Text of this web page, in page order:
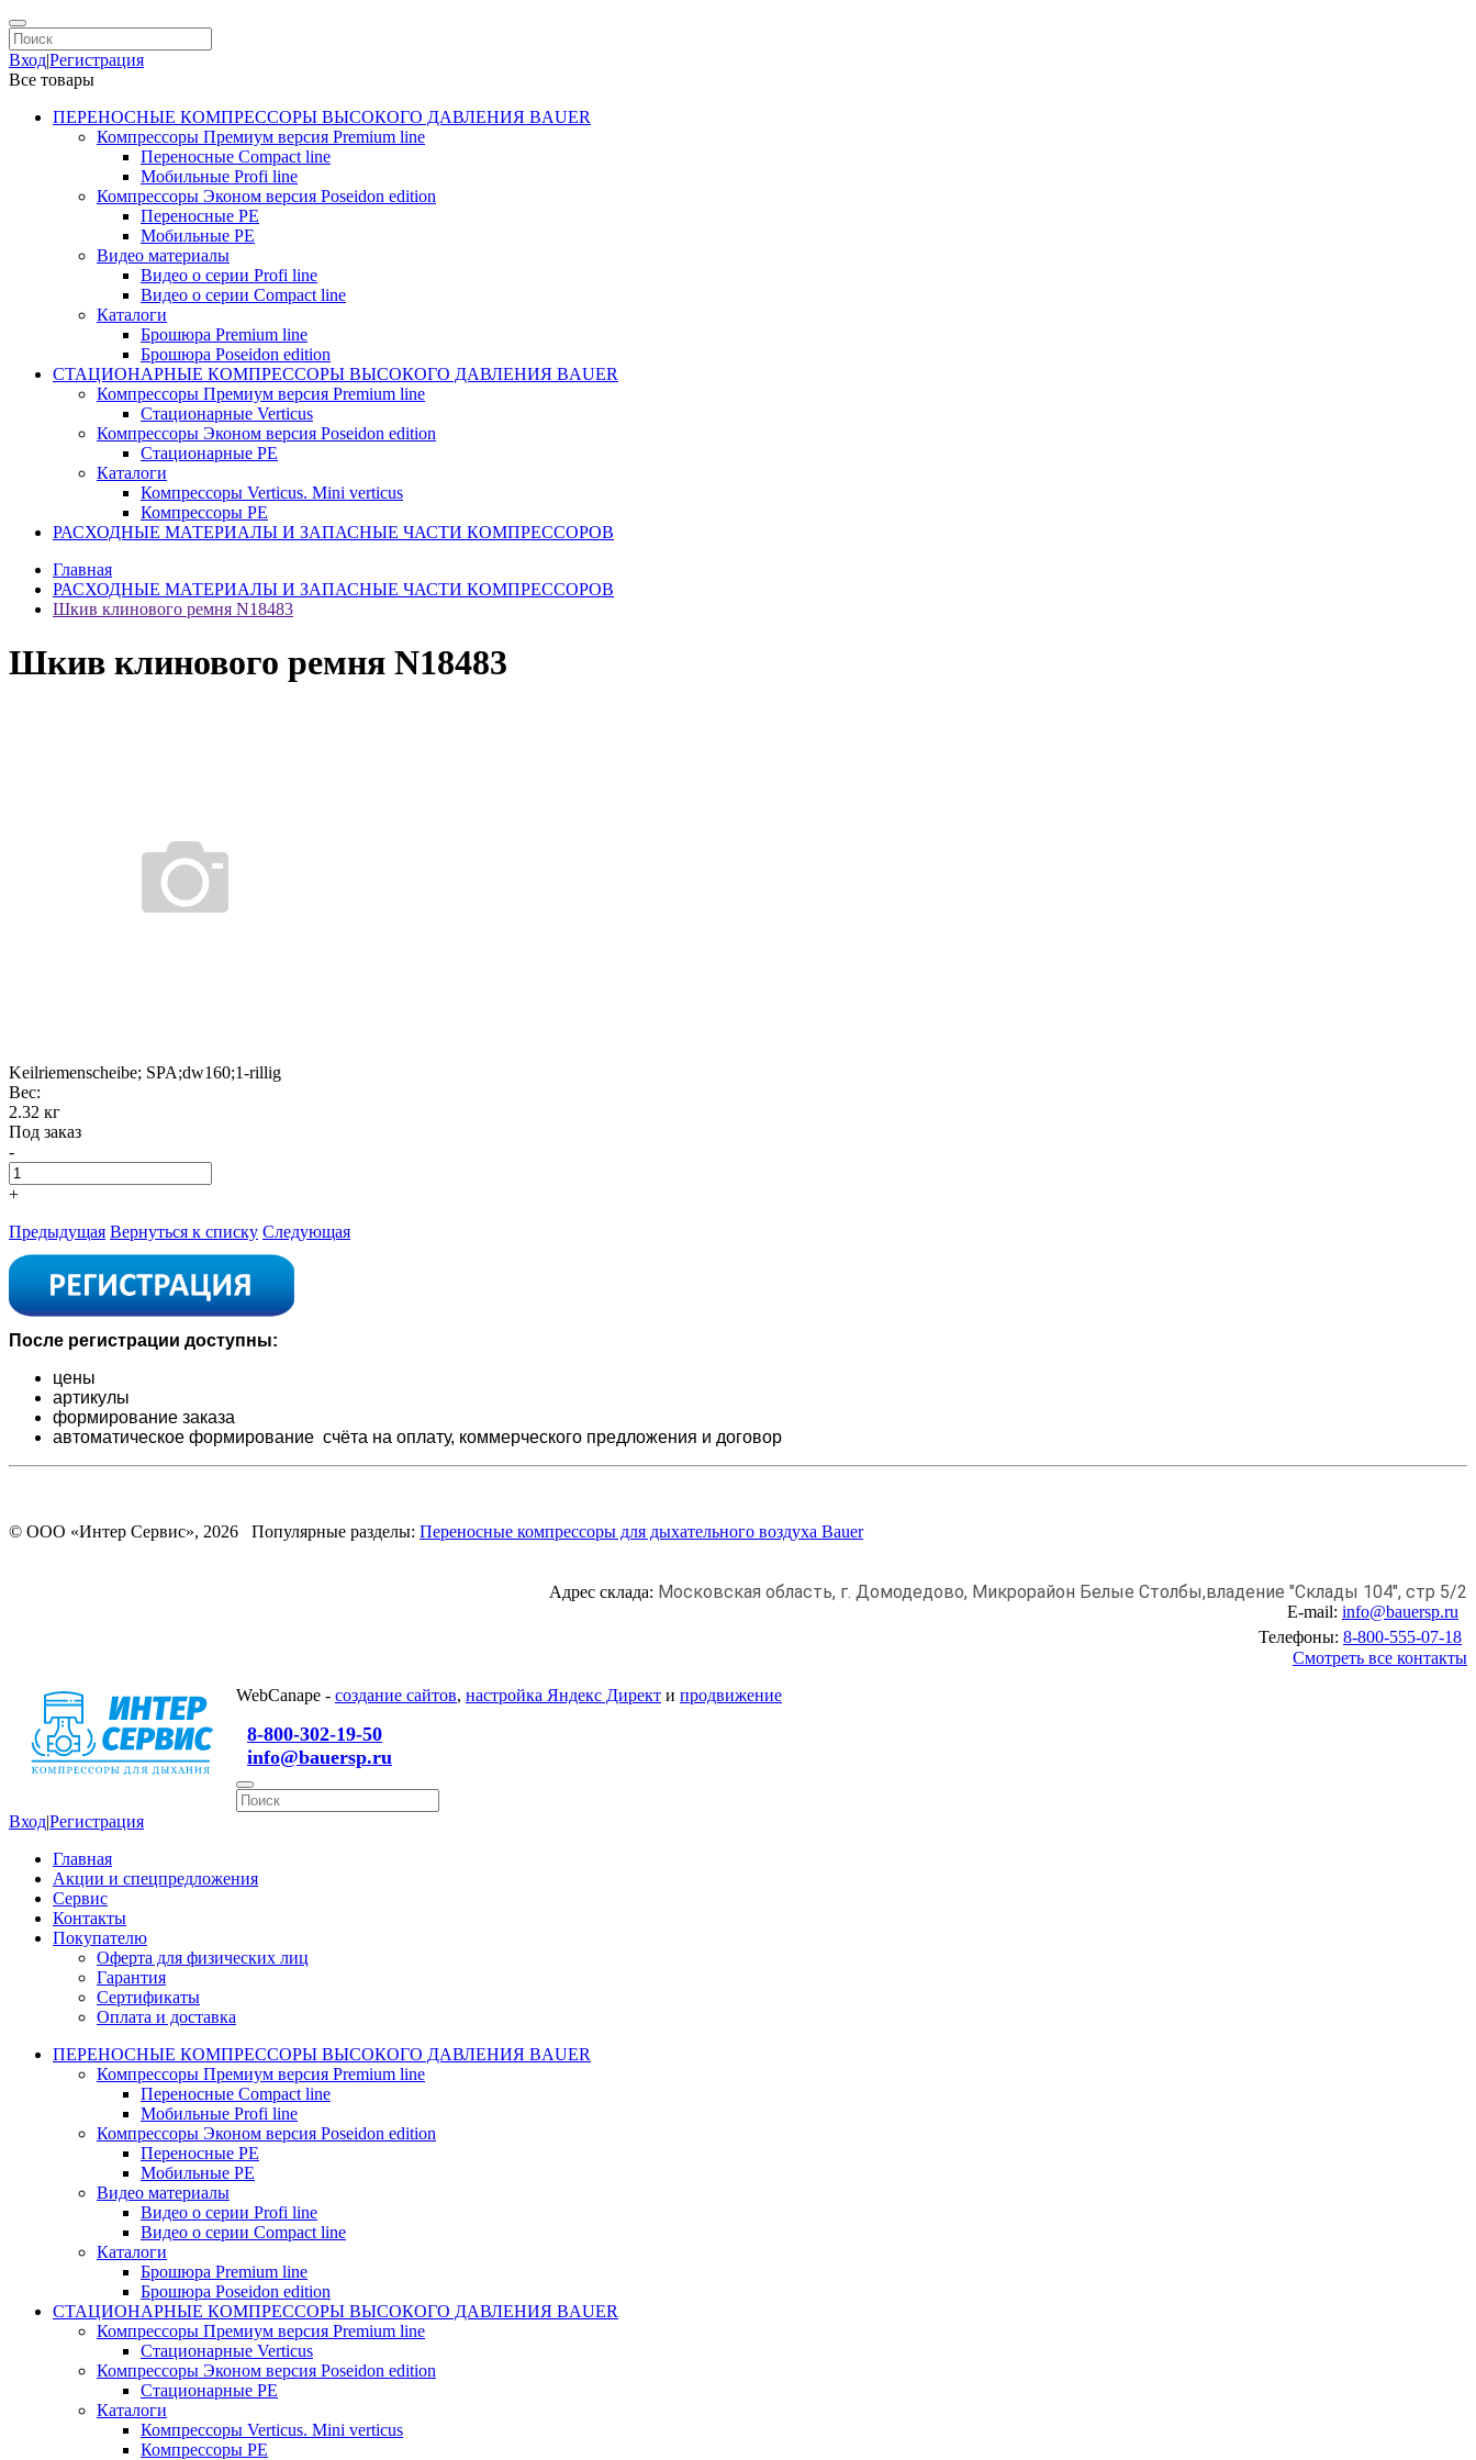
Вход|Регистрация
Все товары
ПЕРЕНОСНЫЕ КОМПРЕССОРЫ ВЫСОКОГО ДАВЛЕНИЯ BAUER
Компрессоры Премиум версия Premium line
Переносные Compact line
Мобильные Profi line
Компрессоры Эконом версия Poseidon edition
Переносные PE
Мобильные PE
Видео материалы
Видео о серии Profi line
Видео о серии Compact line
Каталоги
Брошюра Premium line
Брошюра Poseidon edition
СТАЦИОНАРНЫЕ КОМПРЕССОРЫ ВЫСОКОГО ДАВЛЕНИЯ BAUER
Компрессоры Премиум версия Premium line
Стационарные Verticus
Компрессоры Эконом версия Poseidon edition
Стационарные PE
Каталоги
Компрессоры Verticus. Mini verticus
Компрессоры PE
РАСХОДНЫЕ МАТЕРИАЛЫ И ЗАПАСНЫЕ ЧАСТИ КОМПРЕССОРОВ
Главная
РАСХОДНЫЕ МАТЕРИАЛЫ И ЗАПАСНЫЕ ЧАСТИ КОМПРЕССОРОВ
Шкив клинового ремня N18483
Шкив клинового ремня N18483
Keilriemenscheibe; SPA;dw160;1-rillig
Вес:
2.32 кг
Под заказ
-
+
Предыдущая Вернуться к списку Следующая
После регистрации доступны:
цены
артикулы
формирование заказа
автоматическое формирование счёта на оплату, коммерческого предложения и договор
© ООО «Интер Сервис», 2026 Популярные разделы: Переносные компрессоры для дыхательного воздуха Bauer
Адрес склада: Московская область, г. Домодедово, Микрорайон Белые Столбы,владение "Склады 104", стр 5/2
E-mail: info@bauersp.ru
Телефоны: 8-800-555-07-18
Смотреть все контакты
WebCanape - создание сайтов, настройка Яндекс Директ и продвижение
8-800-302-19-50
info@bauersp.ru
Вход|Регистрация
Главная
Акции и спецпредложения
Сервис
Контакты
Покупателю
Оферта для физических лиц
Гарантия
Сертификаты
Оплата и доставка
ПЕРЕНОСНЫЕ КОМПРЕССОРЫ ВЫСОКОГО ДАВЛЕНИЯ BAUER
Компрессоры Премиум версия Premium line
Переносные Compact line
Мобильные Profi line
Компрессоры Эконом версия Poseidon edition
Переносные PE
Мобильные PE
Видео материалы
Видео о серии Profi line
Видео о серии Compact line
Каталоги
Брошюра Premium line
Брошюра Poseidon edition
СТАЦИОНАРНЫЕ КОМПРЕССОРЫ ВЫСОКОГО ДАВЛЕНИЯ BAUER
Компрессоры Премиум версия Premium line
Стационарные Verticus
Компрессоры Эконом версия Poseidon edition
Стационарные PE
Каталоги
Компрессоры Verticus. Mini verticus
Компрессоры PE